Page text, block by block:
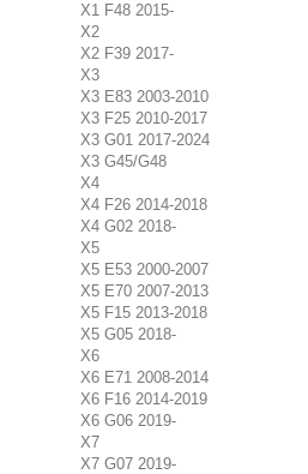
X1 F48 2015-
X2
X2 F39 2017-
X3
X3 E83 2003-2010
X3 F25 2010-2017
X3 G01 2017-2024
X3 G45/G48
X4
X4 F26 2014-2018
X4 G02 2018-
X5
X5 E53 2000-2007
X5 E70 2007-2013
X5 F15 2013-2018
X5 G05 2018-
X6
X6 E71 2008-2014
X6 F16 2014-2019
X6 G06 2019-
X7
X7 G07 2019-